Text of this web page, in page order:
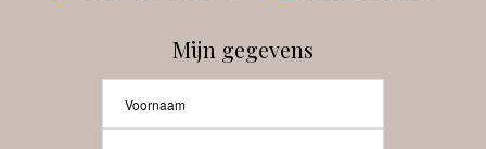
Mijn gegevens